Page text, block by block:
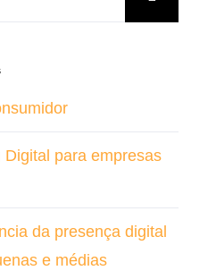
Digital para empresas
da presença digital
e médias